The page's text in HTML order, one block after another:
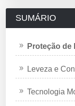
SUMÁRIO
Proteção de
Leveza e
Tecnologia